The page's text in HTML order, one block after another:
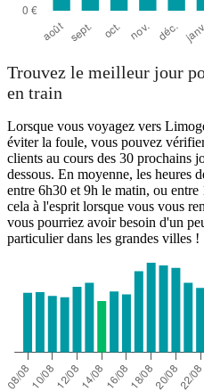
Trouvez le meilleur jour
en train
Lorsque vous voyagez vers
éviter la foule, vous pouvez
clients au cours des 30 prochains
dessous. En moyenne, les heures
entre 6h30 et 9h le matin, ou
cela à l'esprit lorsque vous vous
vous pourriez avoir besoin d'un
particulier dans les grandes villes !